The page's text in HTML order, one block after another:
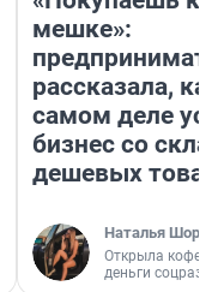
мешке»:
рассказала,
самом деле
бизнес со
дешевых
Наталья
Открыла
деньги